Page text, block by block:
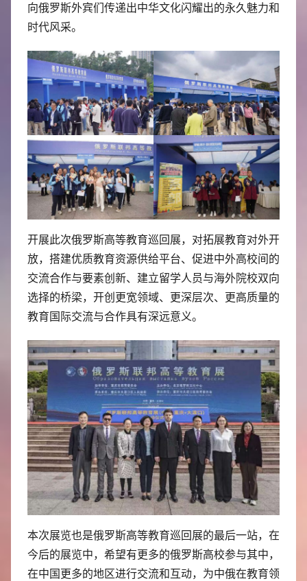
向俄罗斯外宾们传递出中华文化闪耀出的永久魅力和
时代风采。
开展此次俄罗斯高等教育巡回展，对拓展教育对外开
放，搭建优质教育资源供给平台、促进中外高校间的
交流合作与要素创新、建立留学人员与海外院校双向
选择的桥梁，开创更宽领域、更深层次、更高质量的
教育国际交流与合作具有深远意义。
本次展览也是俄罗斯高等教育巡回展的最后一站，在
今后的展览中，希望有更多的俄罗斯高校参与其中，
在中国更多的地区进行交流和互动，为中俄在教育领